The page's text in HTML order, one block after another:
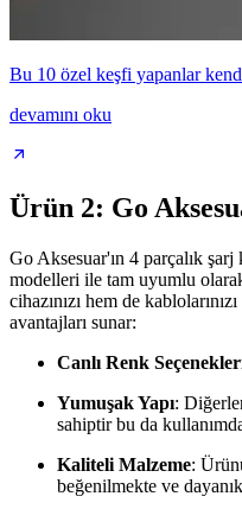
Bu 10 özel keşfi yapanlar
devamını oku
Ürün 2: Go
Go Aksesuar'ın 4 parçalık
modelleri ile tam uyumlu
cihazınızı hem de
avantajları sunar:
Canlı Renk
Yumuşak Yapı:
sahiptir bu da
Kaliteli Malzeme:
beğenilmekte ve